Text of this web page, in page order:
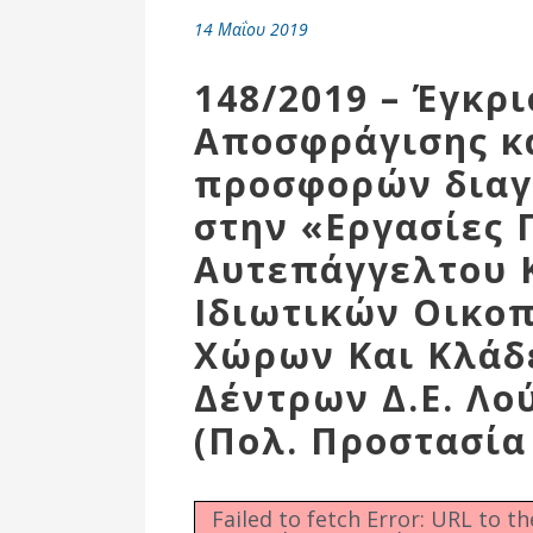
Αθλητικές
Υποδομές
14 Μαΐου 2019
148/2019 –
Αποσφράγισης
προσφορών
στην «Εργασίες
Αυτεπάγγελτου
Ιδιωτικών
Χώρων Και
Δέντρων Δ.Ε.
(Πολ. Προστασία
Failed to fetch Error: URL to